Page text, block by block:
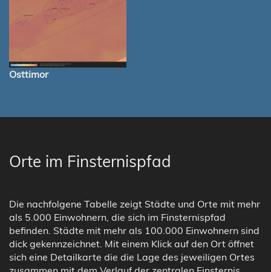
Osttimor
Orte im Finsternispfad
Die nachfolgene Tabelle zeigt Städte und Orte mit mehr
als 5.000 Einwohnern, die sich im Finsternispfad
befinden. Städte mit mehr als 100.000 Einwohnern sind
dick gekennzeichnet. Mit einem Klick auf den Ort öffnet
sich eine Detailkarte die die Lage des jeweiligen Ortes